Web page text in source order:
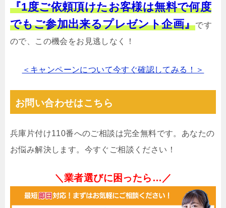
『1度ご依頼頂けたお客様は無料で何度
でもご参加出来るプレゼント企画』です
ので、この機会をお見逃しなく！
＜キャンペーンについて今すぐ確認してみる！＞
お問い合わせはこちら
兵庫片付け110番へのご相談は完全無料です。あなたの
お悩み解決します。今すぐご相談ください！
＼業者選びに困ったら…／